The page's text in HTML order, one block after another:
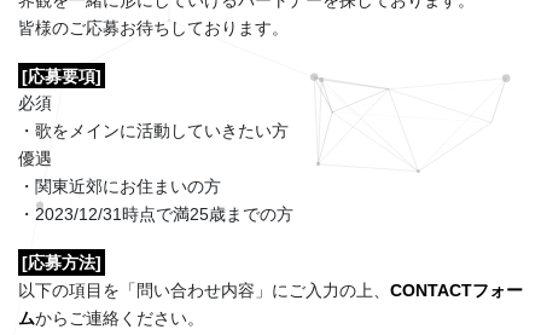
皆様のご応募お待ちしております。
[応募要項]
必須
・歌をメインに活動していきたい方
優遇
・関東近郊にお住まいの方
・2023/12/31時点で満25歳までの方
[応募方法]
以下の項目を「問い合わせ内容」にご入力の上、 CONTACTフォー
ムからご連絡ください。